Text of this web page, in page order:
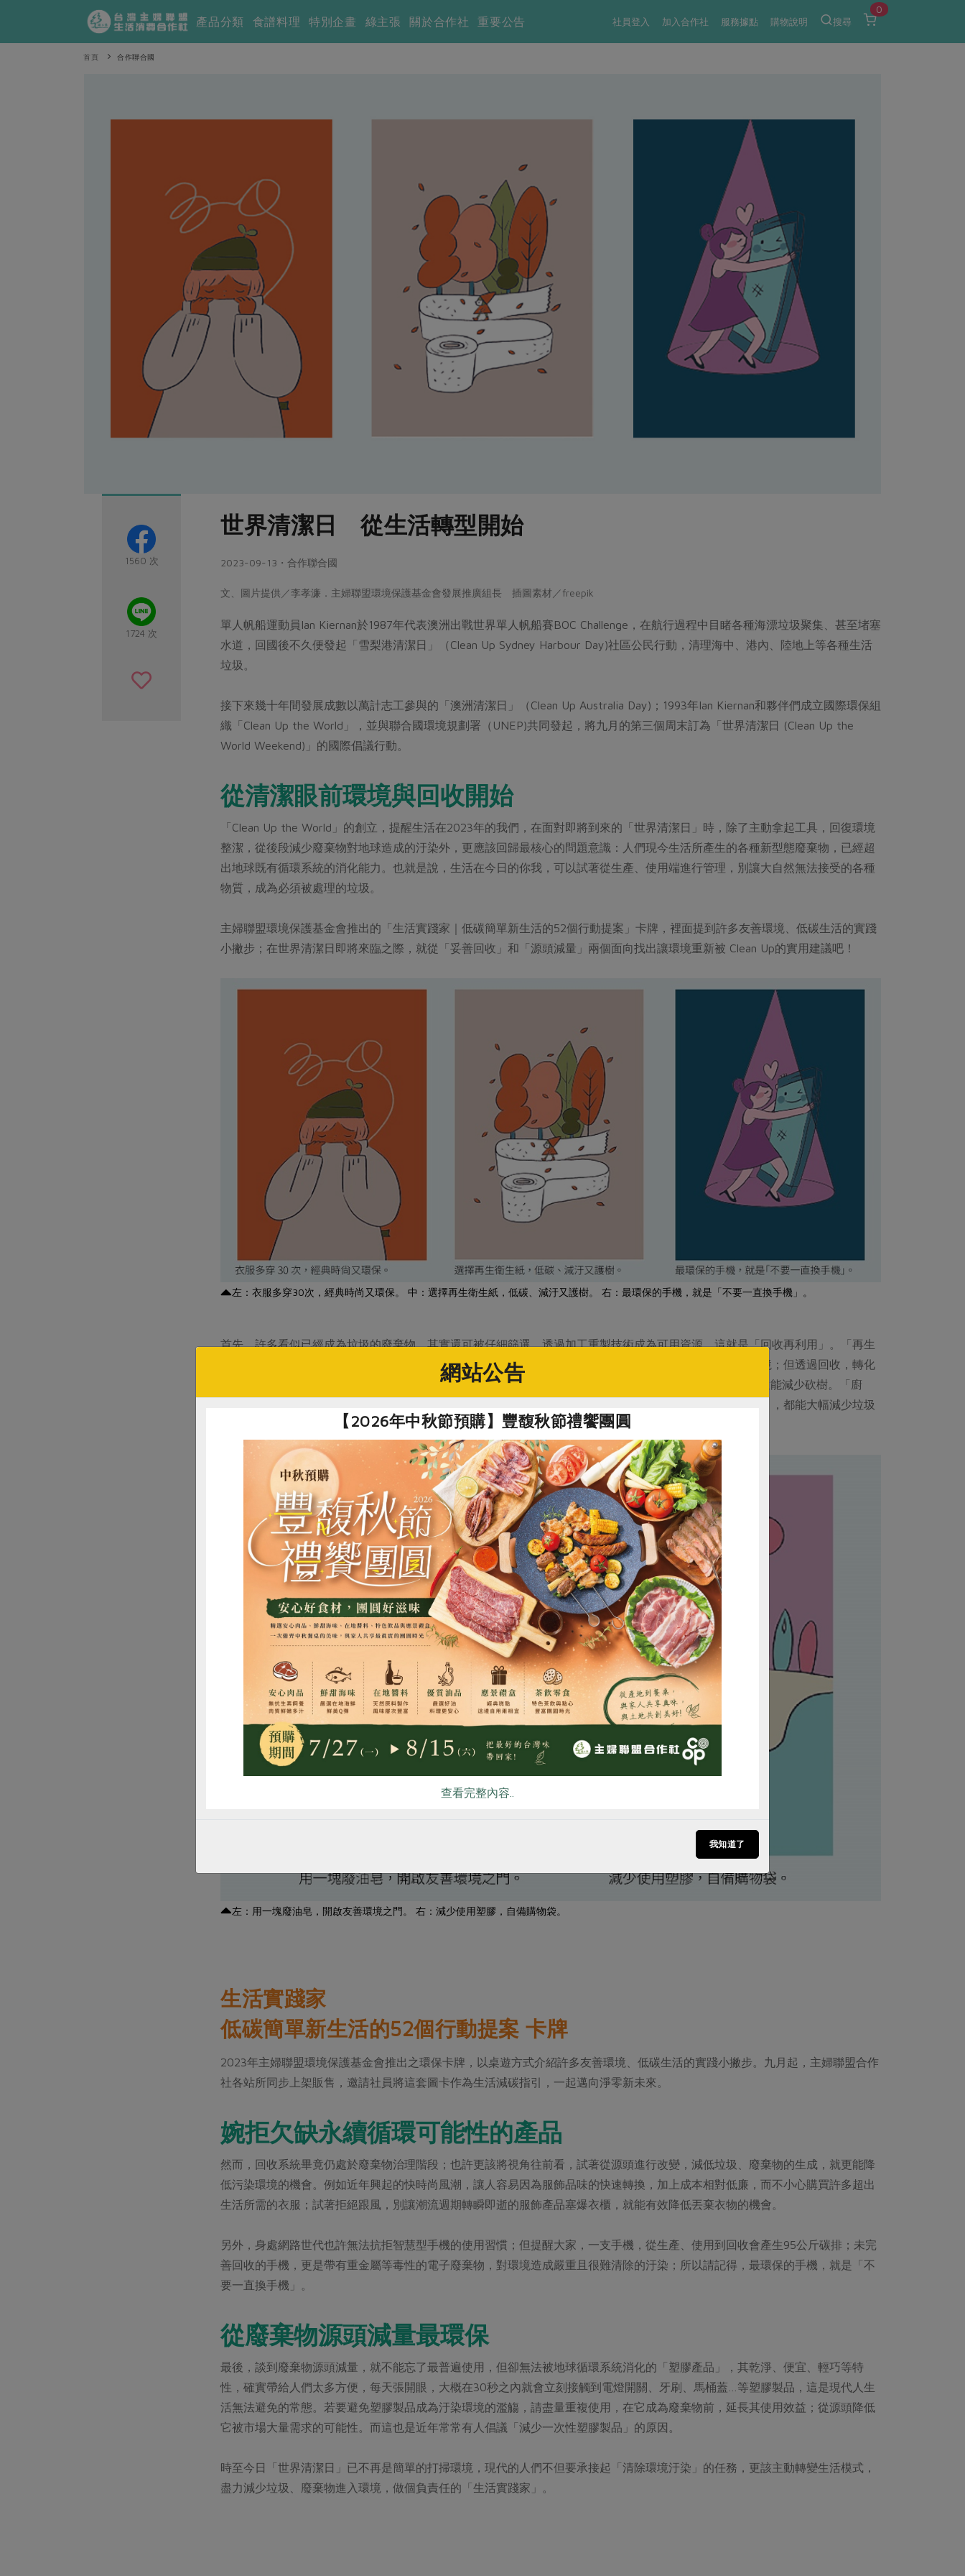
社員登入 加入合作社 服務據點 購物說明 搜尋
0
產品分類 食譜料理 特別企畫 綠主張 關於合作社 重要公告
首頁 合作聯合國
1560 次
1724 次
世界清潔日 從生活轉型開始
2023-09-13・合作聯合國
文、圖片提供／李孝濂．主婦聯盟環境保護基金會發展推廣組長 插圖素材／freepik
單人帆船運動員Ian Kiernan於1987年代表澳洲出戰世界單人帆船賽BOC Challenge，在航行過程中目睹各種海漂垃圾聚集、甚至堵塞
水道，回國後不久便發起「雪梨港清潔日」（Clean Up Sydney Harbour Day)社區公民行動，清理海中、港內、陸地上等各種生活
垃圾。
接下來幾十年間發展成數以萬計志工參與的「澳洲清潔日」（Clean Up Australia Day)；1993年Ian Kiernan和夥伴們成立國際環保組
織「Clean Up the World」，並與聯合國環境規劃署（UNEP)共同發起，將九月的第三個周末訂為「世界清潔日 (Clean Up the
World Weekend)」的國際倡議行動。
從清潔眼前環境與回收開始
「Clean Up the World」的創立，提醒生活在2023年的我們，在面對即將到來的「世界清潔日」時，除了主動拿起工具，回復環境
整潔，從後段減少廢棄物對地球造成的汙染外，更應該回歸最核心的問題意識：人們現今生活所產生的各種新型態廢棄物，已經超
出地球既有循環系統的消化能力。也就是說，生活在今日的你我，可以試著從生產、使用端進行管理，別讓大自然無法接受的各種
物質，成為必須被處理的垃圾。
主婦聯盟環境保護基金會推出的「生活實踐家｜低碳簡單新生活的52個行動提案」卡牌，裡面提到許多友善環境、低碳生活的實踐
小撇步；在世界清潔日即將來臨之際，就從「妥善回收」和「源頭減量」兩個面向找出讓環境重新被 Clean Up的實用建議吧！
左：衣服多穿30次，經典時尚又環保。 中：選擇再生衛生紙，低碳、減汙又護樹。 右：最環保的手機，就是「不要一直換手機」。
首先，許多看似已經成為垃圾的廢棄物，其實還可被仔細篩選，透過加工重製技術成為可用資源，這就是「回收再利用」。「再生
衛生紙」是一個常見的回收再利用案例！紙類若成為垃圾，會因為垃圾處理、焚燒等程序徒增碳排、汙染環境；但透過回收，轉化
成為生活中需求量很大的衛生紙，比原生紙漿製作減少75%空汙、35%水汙；重點更降低大量固體廢棄物，還能減少砍樹。「廚
餘」也是可回收資源！不論是再製成「堆肥肥料」，或是將使用過／過期的食用油，回收再製成為「廢油皂」，都能大幅減少垃圾
左：用一塊廢油皂，開啟友善環境之門。 右：減少使用塑膠，自備購物袋。
生活實踐家
低碳簡單新生活的52個行動提案 卡牌
2023年主婦聯盟環境保護基金會推出之環保卡牌，以桌遊方式介紹許多友善環境、低碳生活的實踐小撇步。九月起，主婦聯盟合作
社各站所同步上架販售，邀請社員將這套圖卡作為生活減碳指引，一起邁向淨零新未來。
婉拒欠缺永續循環可能性的產品
然而，回收系統畢竟仍處於廢棄物治理階段；也許更該將視角往前看，試著從源頭進行改變，減低垃圾、廢棄物的生成，就更能降
低污染環境的機會。例如近年興起的快時尚風潮，讓人容易因為服飾品味的快速轉換，加上成本相對低廉，而不小心購買許多超出
生活所需的衣服；試著拒絕跟風，別讓潮流週期轉瞬即逝的服飾產品塞爆衣櫃，就能有效降低丟棄衣物的機會。
另外，身處網路世代也許無法抗拒智慧型手機的使用習慣；但提醒大家，一支手機，從生產、使用到回收會產生95公斤碳排；未完
善回收的手機，更是帶有重金屬等毒性的電子廢棄物，對環境造成嚴重且很難清除的汙染；所以請記得，最環保的手機，就是「不
要一直換手機」。
從廢棄物源頭減量最環保
最後，談到廢棄物源頭減量，就不能忘了最普遍使用，但卻無法被地球循環系統消化的「塑膠產品」，其乾淨、便宜、輕巧等特
性，確實帶給人們太多方便，每天張開眼，大概在30秒之內就會立刻接觸到電燈開關、牙刷、馬桶蓋…等塑膠製品，這是現代人生
活無法避免的常態。若要避免塑膠製品成為汙染環境的濫觴，請盡量重複使用，在它成為廢棄物前，延長其使用效益；從源頭降低
它被市場大量需求的可能性。而這也是近年常常有人倡議「減少一次性塑膠製品」的原因。
時至今日「世界清潔日」已不再是簡單的打掃環境，現代的人們不但要承接起「清除環境汙染」的任務，更該主動轉變生活模式，
盡力減少垃圾、廢棄物進入環境，做個負責任的「生活實踐家」。
惜食 RPET 食譜 減硝酸鹽 雞蛋 食安 共同購買
網站公告
【2026年中秋節預購】豐馥秋節禮饗團圓
查看完整內容..
我知道了